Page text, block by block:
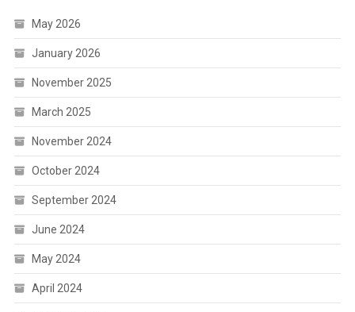
May 2026
January 2026
November 2025
March 2025
November 2024
October 2024
September 2024
June 2024
May 2024
April 2024